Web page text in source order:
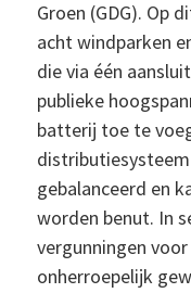
Groen (GDG). Op
acht windparken
die via één
publieke
batterij toe te
gebalanceerd en
worden benut. In
vergunningen
onherroepelijk